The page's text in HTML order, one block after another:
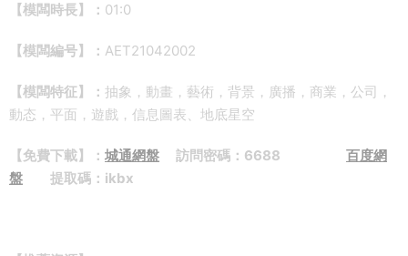
【模闆時長】： 01:0
【模闆編号】： AET21042002
【模闆特征】： 抽象，動畫，藝術，背景，廣播，商業，公司，
動态，平面，遊戲，信息圖表、地底星空
【免費下載】： 城通網盤 訪問密碼：6688 百度網
盤 提取碼：ikbx